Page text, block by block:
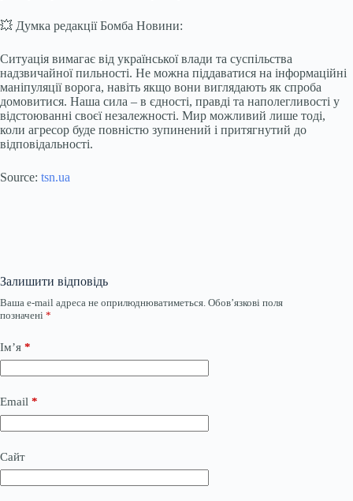
💥 Думка редакції Бомба Новини:
Ситуація вимагає від української влади та суспільства
надзвичайної пильності. Не можна піддаватися на інформаційні
маніпуляції ворога, навіть якщо вони виглядають як спроба
домовитися. Наша сила – в єдності, правді та наполегливості у
відстоюванні своєї незалежності. Мир можливий лише тоді,
коли агресор буде повністю зупинений і притягнутий до
відповідальності.
Source: tsn.ua
Залишити відповідь
Ваша e-mail адреса не оприлюднюватиметься. Обов’язкові поля
позначені *
Ім’я *
Email *
Сайт